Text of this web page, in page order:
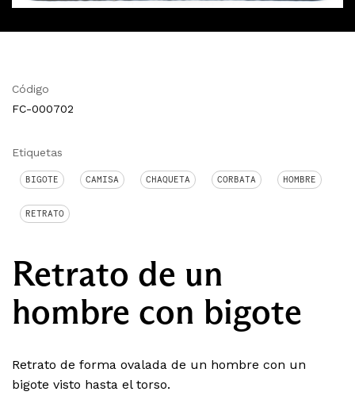
Código
FC-000702
Etiquetas
BIGOTE CAMISA CHAQUETA CORBATA HOMBRE
RETRATO
Retrato de un
hombre con bigote
Retrato de forma ovalada de un hombre con un
bigote visto hasta el torso.